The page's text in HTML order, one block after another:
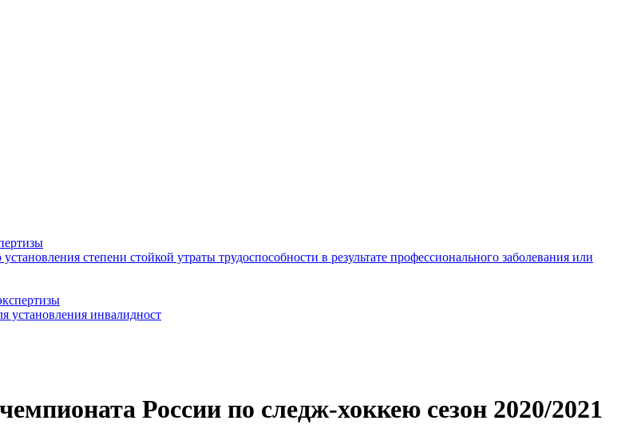
степени стойкой утраты трудоспособности в результате профессионального заболевания или
установления инвалидност
России по следж-хоккею сезон 2020/2021